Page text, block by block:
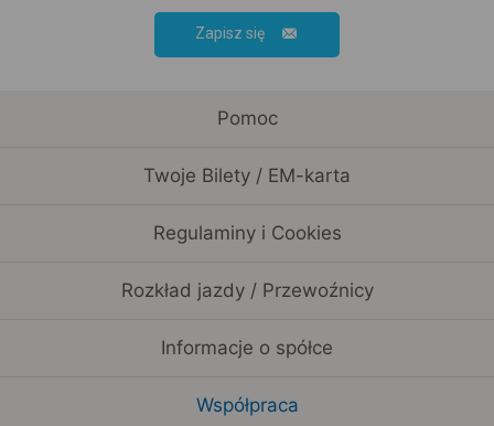
Zapisz się
Pomoc
Twoje Bilety / EM-karta
Regulaminy i Cookies
Rozkład jazdy / Przewoźnicy
Informacje o spółce
Współpraca